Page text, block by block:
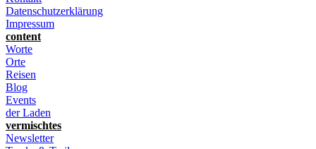
Datenschutzerklärung
Impressum
content
Worte
Orte
Reisen
Blog
Events
der Laden
vermischtes
Newsletter